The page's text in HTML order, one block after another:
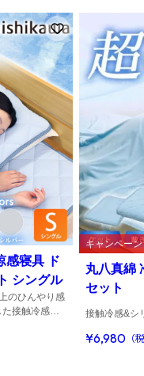
お気に入りに
感寝具 ド
リーミングアイス 3点セット シングル
のひんやり感
接触冷感寝
キャンペーン
丸八真綿
セット
接触冷感&シ
¥6,980 （